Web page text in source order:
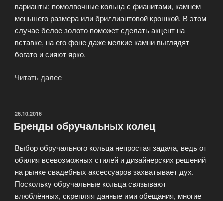
варианты: помолвочные кольца с фианитами, камнем
меньшего размера или бриллиантовой крошкой. В этом
случае белое золото поможет сделать акцент на
вставке, на его фоне даже мелкие камни выглядят
богато и сияют ярко.
Читать далее
ОПУБЛИКОВАНО
26.10.2016
Бренды обручальных колец
Выбор обручального кольца непростая задача, ведь от
обилия всевозможных стилей и дизайнерских решений
на рынке свадебных аксессуаров захватывает дух.
Поскольку обручальные кольца связывают
влюблённых, скрепляя данные ими обещания, многие